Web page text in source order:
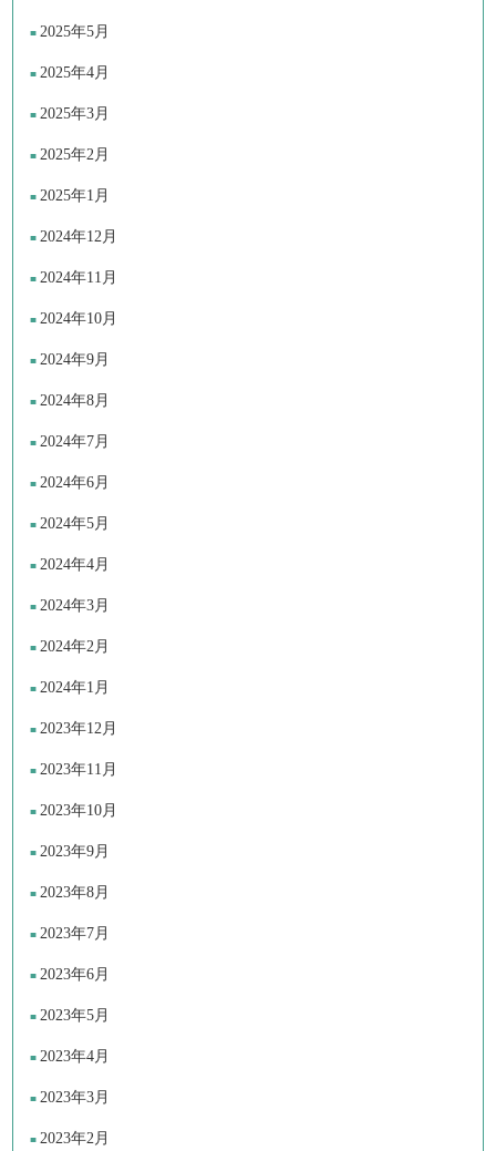
2025年5月
2025年4月
2025年3月
2025年2月
2025年1月
2024年12月
2024年11月
2024年10月
2024年9月
2024年8月
2024年7月
2024年6月
2024年5月
2024年4月
2024年3月
2024年2月
2024年1月
2023年12月
2023年11月
2023年10月
2023年9月
2023年8月
2023年7月
2023年6月
2023年5月
2023年4月
2023年3月
2023年2月